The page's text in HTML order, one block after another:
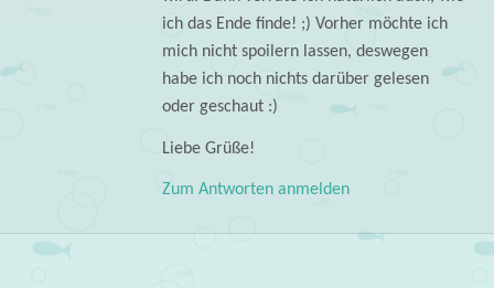
ich das Ende finde! ;) Vorher möchte ich
mich nicht spoilern lassen, deswegen
habe ich noch nichts darüber gelesen
oder geschaut :)
Liebe Grüße!
Zum Antworten anmelden